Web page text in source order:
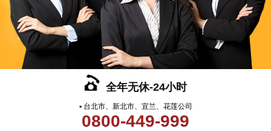
全年无休-24小时
▪ 台北市、新北市、宜兰、花莲公司
0800-449-999